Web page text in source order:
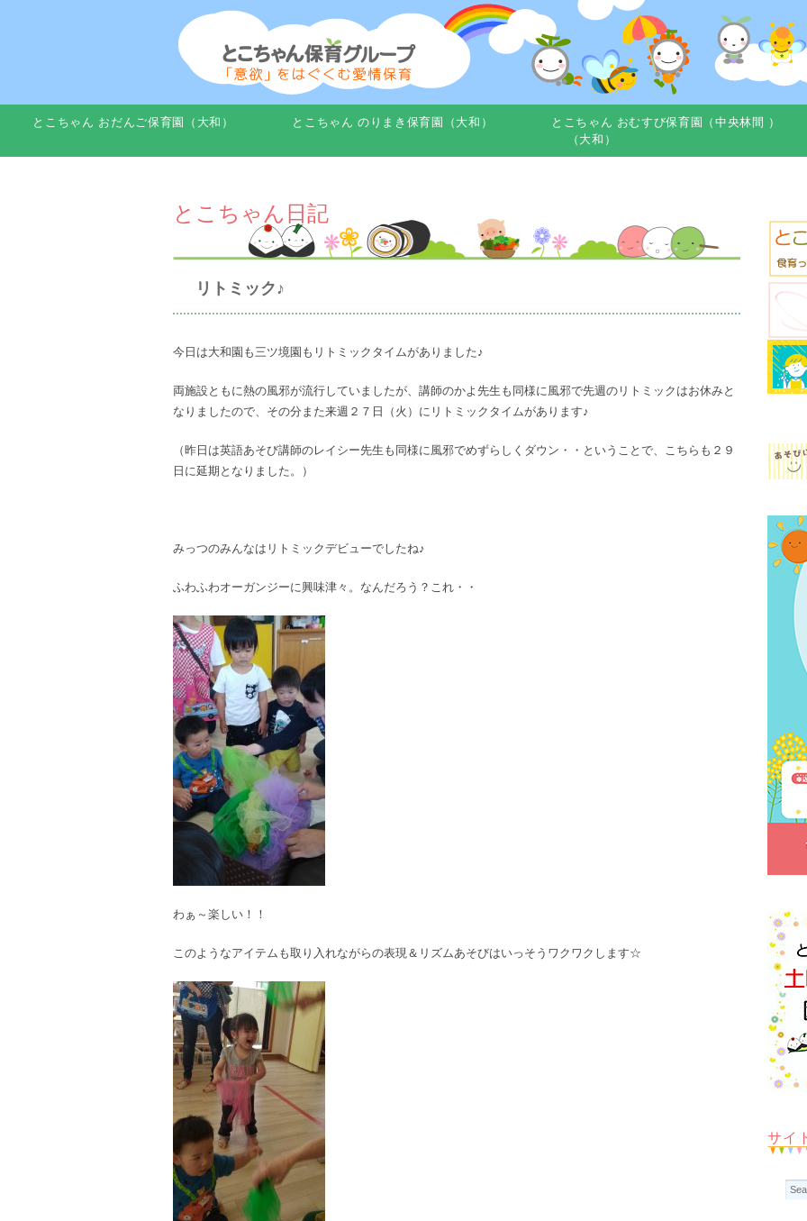
とこちゃん おだんご保育園（大和） とこちゃん のりまき保育園（大和）
とこちゃん おむすび保育園（中央林間 ）
（大和）
とこちゃん日記
リトミック♪
今日は大和園も三ツ境園もリトミックタイムがありました♪
両施設ともに熱の風邪が流行していましたが、講師のかよ先生も同様に風邪で先週のリトミックはお休みと
なりましたので、その分また来週２７日（火）にリトミックタイムがあります♪
（昨日は英語あそび講師のレイシー先生も同様に風邪でめずらしくダウン・・ということで、こちらも２９
日に延期となりました。）
みっつのみんなはリトミックデビューでしたね♪
ふわふわオーガンジーに興味津々。なんだろう？これ・・
わぁ～楽しい！！
このようなアイテムも取り入れながらの表現＆リズムあそびはいっそうワクワクします☆
サイ